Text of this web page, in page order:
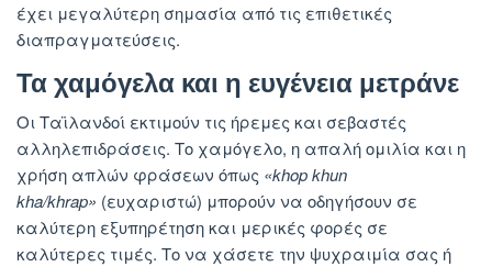
έχει μεγαλύτερη σημασία από τις επιθετικές
διαπραγματεύσεις.
Τα χαμόγελα και η ευγένεια μετράνε
Οι Ταϊλανδοί εκτιμούν τις ήρεμες και σεβαστές
αλληλεπιδράσεις. Το χαμόγελο, η απαλή ομιλία και η
χρήση απλών φράσεων όπως «khop khun
kha/khrap» (ευχαριστώ) μπορούν να οδηγήσουν σε
καλύτερη εξυπηρέτηση και μερικές φορές σε
καλύτερες τιμές. Το να χάσετε την ψυχραιμία σας ή